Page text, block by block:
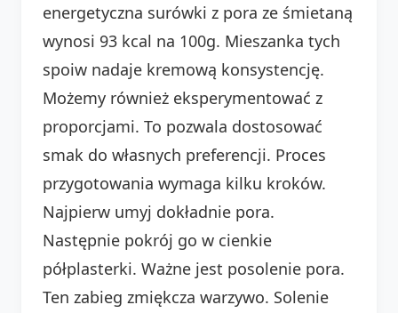
energetyczna surówki z pora ze śmietaną
wynosi 93 kcal na 100g. Mieszanka tych
spoiw nadaje kremową konsystencję.
Możemy również eksperymentować z
proporcjami. To pozwala dostosować
smak do własnych preferencji. Proces
przygotowania wymaga kilku kroków.
Najpierw umyj dokładnie pora.
Następnie pokrój go w cienkie
półplasterki. Ważne jest posolenie pora.
Ten zabieg zmiękcza warzywo. Solenie